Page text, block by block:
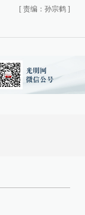
[ 责编：孙宗鹤 ]